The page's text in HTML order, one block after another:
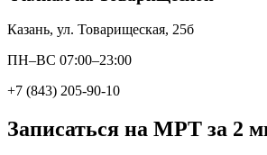
Казань, ул. Товарищеская, 25б
ПН–ВС 07:00–23:00
+7 (843) 205-90-10
Записаться на МРТ за 2